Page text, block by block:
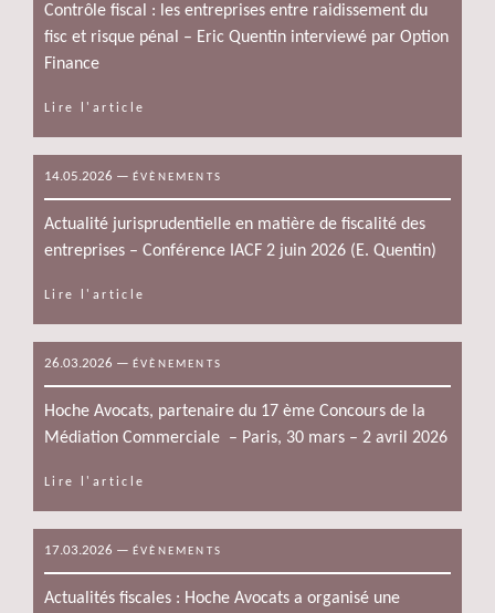
Contrôle fiscal : les entreprises entre raidissement du
fisc et risque pénal – Eric Quentin interviewé par Option
Finance
Lire l'article
14.05.2026 — ÉVÈNEMENTS
Actualité jurisprudentielle en matière de fiscalité des
entreprises – Conférence IACF 2 juin 2026 (E. Quentin)
Lire l'article
26.03.2026 — ÉVÈNEMENTS
Hoche Avocats, partenaire du 17 ème Concours de la
Médiation Commerciale – Paris, 30 mars – 2 avril 2026
Lire l'article
17.03.2026 — ÉVÈNEMENTS
Actualités fiscales : Hoche Avocats a organisé une